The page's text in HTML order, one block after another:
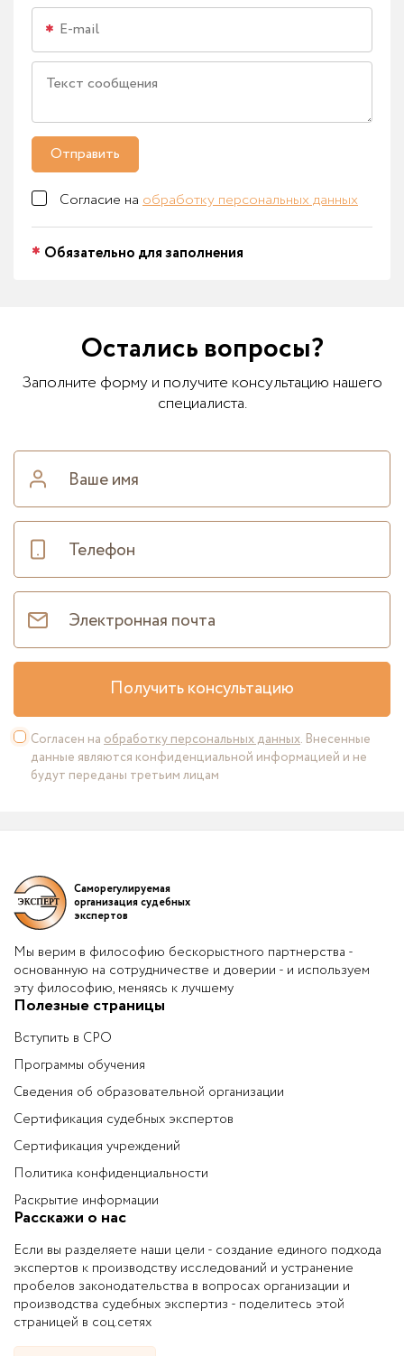
Отправить
Согласие на обработку персональных данных
Обязательно для заполнения
Остались вопросы?
Заполните форму и получите консультацию нашего
специалиста.
Получить консультацию
Согласен на обработку персональных данных. Внесенные
данные являются конфиденциальной информацией и не
будут переданы третьим лицам
Саморегулируемая
организация судебных
экспертов
Мы верим в философию бескорыстного партнерства -
основанную на сотрудничестве и доверии - и используем
эту философию, меняясь к лучшему
Полезные страницы
Вступить в СРО
Программы обучения
Сведения об образовательной организации
Сертификация судебных экспертов
Сертификация учреждений
Политика конфиденциальности
Раскрытие информации
Расскажи о нас
Если вы разделяете наши цели - создание единого подхода
экспертов к производству исследований и устранение
пробелов законодательства в вопросах организации и
производства судебных экспертиз - поделитесь этой
страницей в соц.сетях